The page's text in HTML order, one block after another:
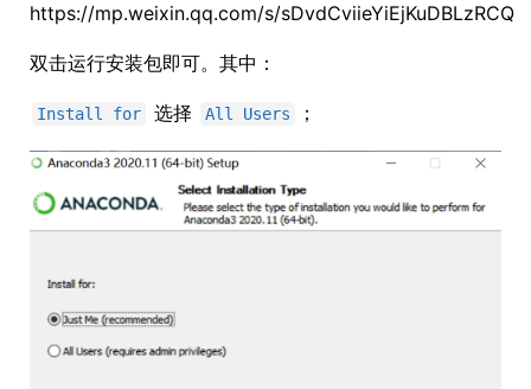
https://mp.weixin.qq.com/s/sDvdCviieYiEjKuDBLzRCQ
双击运行安装包即可。其中：
Install for 选择 All Users ；